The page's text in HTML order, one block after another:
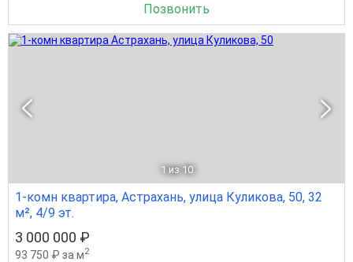
Позвонить
1 из 10
1-комн квартира, Астрахань, улица Куликова, 50, 32
м², 4/9 эт.
3 000 000 ₽
93 750 ₽ за м2